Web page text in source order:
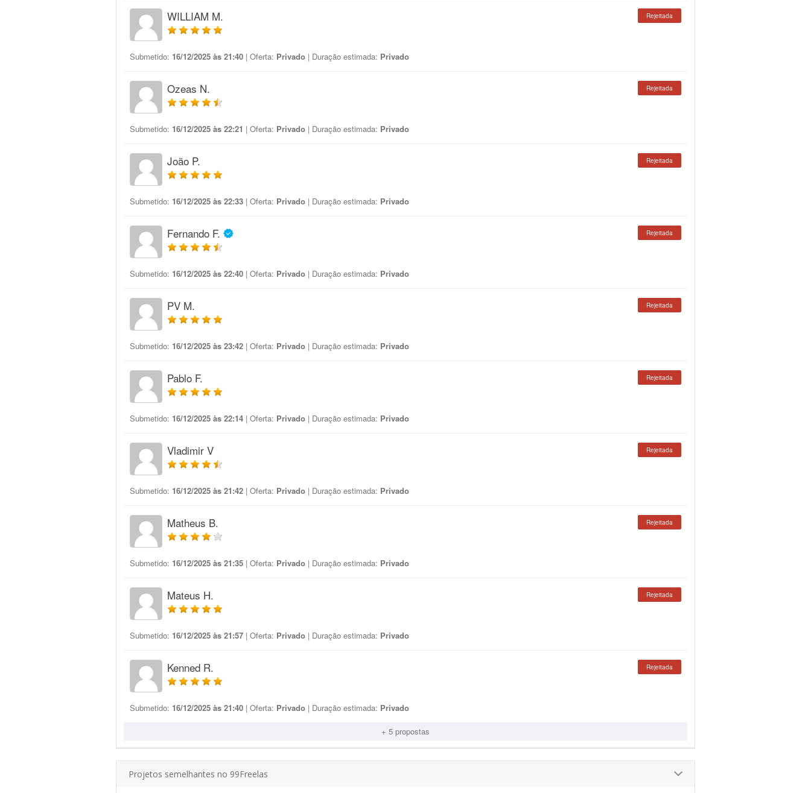
WILLIAM M. Rejeitada
Submetido: 16/12/2025 às 21:40 | Oferta: Privado | Duração estimada: Privado
Ozeas N. Rejeitada
Submetido: 16/12/2025 às 22:21 | Oferta: Privado | Duração estimada: Privado
João P. Rejeitada
Submetido: 16/12/2025 às 22:33 | Oferta: Privado | Duração estimada: Privado
Fernando F. Rejeitada
Submetido: 16/12/2025 às 22:40 | Oferta: Privado | Duração estimada: Privado
PV M. Rejeitada
Submetido: 16/12/2025 às 23:42 | Oferta: Privado | Duração estimada: Privado
Pablo F. Rejeitada
Submetido: 16/12/2025 às 22:14 | Oferta: Privado | Duração estimada: Privado
Vladimir V Rejeitada
Submetido: 16/12/2025 às 21:42 | Oferta: Privado | Duração estimada: Privado
Matheus B. Rejeitada
Submetido: 16/12/2025 às 21:35 | Oferta: Privado | Duração estimada: Privado
Mateus H. Rejeitada
Submetido: 16/12/2025 às 21:57 | Oferta: Privado | Duração estimada: Privado
Kenned R. Rejeitada
Submetido: 16/12/2025 às 21:40 | Oferta: Privado | Duração estimada: Privado
+ 5 propostas
Projetos semelhantes no 99Freelas